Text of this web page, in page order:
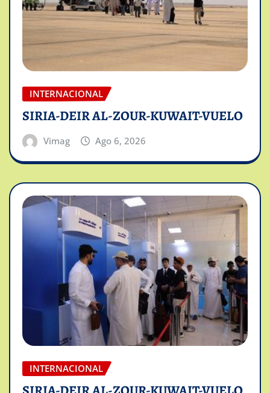
INTERNACIONAL
SIRIA-DEIR AL-ZOUR-KUWAIT-VUELO
Vimag Ago 6, 2026
INTERNACIONAL